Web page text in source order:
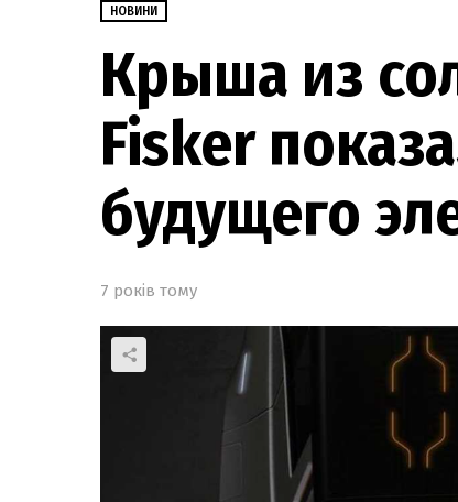
НОВИНИ
Крыша из
Fisker
будущего
7 років тому